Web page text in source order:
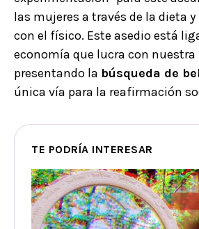
las mujeres a través de la dieta
con el físico. Este asedio está
economía que lucra con
presentando la búsqueda de
única vía para la reafirmación
TE PODRÍA INTERESAR